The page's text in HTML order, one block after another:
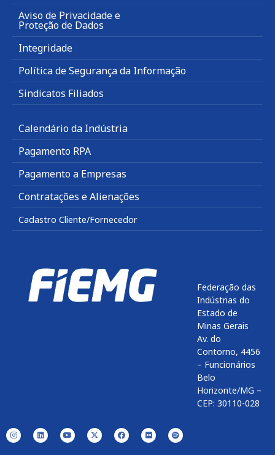
Aviso de Privacidade e
Proteção de Dados
Integridade
Política de Segurança da Informação
Sindicatos Filiados
Calendário da Indústria
Pagamento RPA
Pagamento a Empresas
Contratações e Alienações
Cadastro Cliente/Fornecedor
Federação das
Indústrias do
Estado de
Minas Gerais
Av. do
Contorno, 4456
– Funcionários
Belo
Horizonte/MG –
CEP: 30110-028